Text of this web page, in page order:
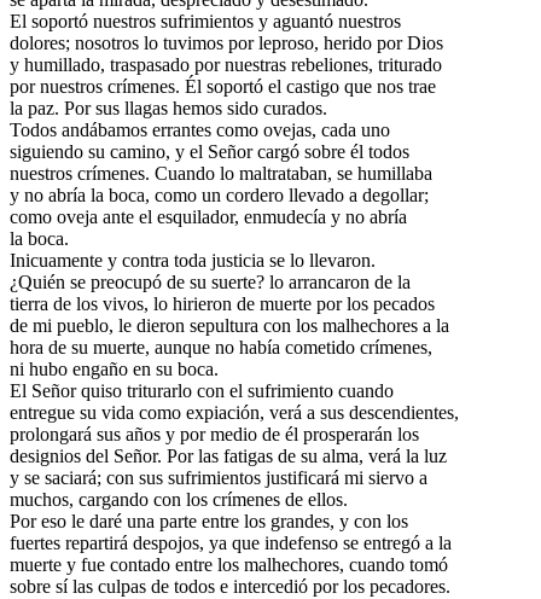
El soportó nuestros sufrimientos y aguantó nuestros
dolores; nosotros lo tuvimos por leproso, herido por Dios
y humillado, traspasado por nuestras rebeliones, triturado
por nuestros crímenes. Él soportó el castigo que nos trae
la paz. Por sus llagas hemos sido curados.
Todos andábamos errantes como ovejas, cada uno
siguiendo su camino, y el Señor cargó sobre él todos
nuestros crímenes. Cuando lo maltrataban, se humillaba
y no abría la boca, como un cordero llevado a degollar;
como oveja ante el esquilador, enmudecía y no abría
la boca.
Inicuamente y contra toda justicia se lo llevaron.
¿Quién se preocupó de su suerte? lo arrancaron de la
tierra de los vivos, lo hirieron de muerte por los pecados
de mi pueblo, le dieron sepultura con los malhechores a la
hora de su muerte, aunque no había cometido crímenes,
ni hubo engaño en su boca.
El Señor quiso triturarlo con el sufrimiento cuando
entregue su vida como expiación, verá a sus descendientes,
prolongará sus años y por medio de él prosperarán los
designios del Señor. Por las fatigas de su alma, verá la luz
y se saciará; con sus sufrimientos justificará mi siervo a
muchos, cargando con los crímenes de ellos.
Por eso le daré una parte entre los grandes, y con los
fuertes repartirá despojos, ya que indefenso se entregó a la
muerte y fue contado entre los malhechores, cuando tomó
sobre sí las culpas de todos e intercedió por los pecadores.